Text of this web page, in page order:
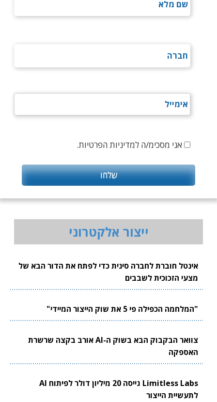
אני מסכימ/ה למדיניות הפרטיות.
ייצור אלקטרוני
אינטל חוברת לחברה סינית כדי לפתח את הדור הבא של
מצעי הזכוכית לשבבים
"המלחמה הכפילה פי 5 את שוק הייצור המיידי"
צוואר הבקבוק הבא בשוק ה-AI אורב בקצה שרשרת
האספקה
Limitless Labs גייסה 20 מיליון דולר לפיתוח AI
לתעשיית הייצור